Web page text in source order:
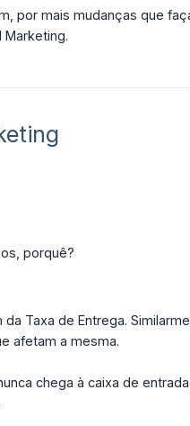
por mais mudanças que
Marketing.
porquê?
Taxa de Entrega.
afetam a mesma.
chega à caixa de